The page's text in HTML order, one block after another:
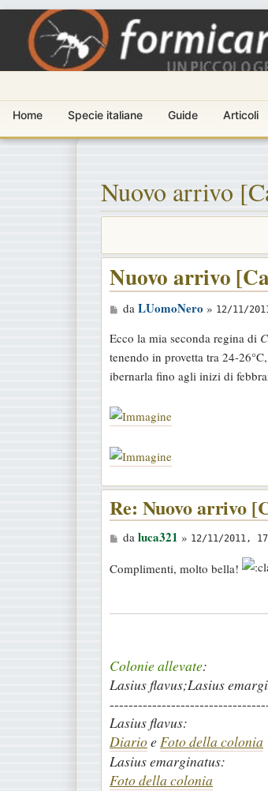
Home Specie italiane Guide Articoli
Nuovo arrivo
Nuovo arrivo
M
s
s
a
g
o
da LUomoNero » 12/11/
Ecco la mia seconda regina di
tenendo in provetta tra 24-
ibernarla fino agli inizi di
Re: Nuovo arrivo
M
s
a
i
o
da luca321 » 12/11/2011,
Complimenti, molto bella!
Colonie allevate:
Lasius flavus;Lasius
Lasius flavus:
DiarioeFoto della colonia
Lasius emarginatus:
Foto della colonia